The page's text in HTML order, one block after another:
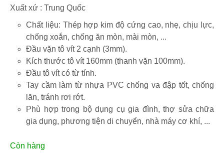
Xuất xứ : Trung Quốc
Chất liệu: Thép hợp kim độ cứng cao, nhẹ, chịu lực,
chống xoắn, chống ăn mòn, mài mòn, ...
Đầu vặn tô vít 2 cạnh (3mm).
Kích thước tô vít 160mm (thanh vặn 100mm).
Đầu tô vít có từ tính.
Tay cầm làm từ nhựa PVC chống va đập tốt, chống
lăn, tránh rơi rớt.
Phù hợp trong bộ dụng cụ gia đình, thợ sửa chữa
gia dụng, phương tiện di chuyển, nhà máy cơ khí, ...
Còn hàng